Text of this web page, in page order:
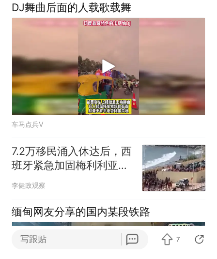
DJ舞曲后面的人载歌载舞
车马点兵V
7.2万移民涌入休达后，西
班牙紧急加固梅利利亚边
境围栏！
李健政观察
缅甸网友分享的国内某段铁路
写跟贴 7